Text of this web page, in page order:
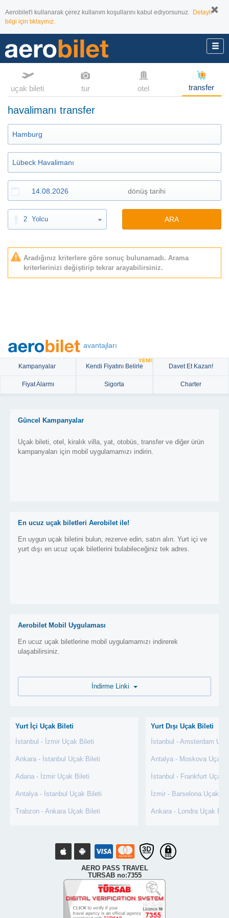
Aerobilet'i kullanarak çerez kullanım koşullarını kabul ediyorsunuz. Detaylı
bilgi için tıklayınız.
uçak bileti tur otel transfer
havalimanı transfer
2 Yolcu ARA
Aradığınız kriterlere göre sonuç bulunamadı. Arama
kriterlerinizi değiştirip tekrar arayabilirsiniz.
avantajları
Kampanyalar Kendi Fiyatını Belirle
YENİ!
Davet Et Kazan!
Fiyat Alarmı Sigorta Charter
Güncel Kampanyalar
Uçak bileti, otel, kiralık villa, yat, otobüs, transfer ve diğer ürün
kampanyaları için mobil uygulamamızı indirin.
En ucuz uçak biletleri Aerobilet ile!
En uygun uçak biletini bulun, rezerve edin, satın alın. Yurt içi ve
yurt dışı en ucuz uçak biletlerini bulabileceğiniz tek adres.
Aerobilet Mobil Uygulaması
En ucuz uçak biletlerine mobil uygulamamızı indirerek
ulaşabilirsiniz.
Yurt İçi Uçak Bileti
İstanbul - İzmir Uçak Bileti
Ankara - İstanbul Uçak Bileti
Adana - İzmir Uçak Bileti
Antalya - İstanbul Uçak Bileti
Trabzon - Ankara Uçak Bileti
Yurt Dışı Uçak Bileti
İstanbul - Amsterdam
Antalya - Moskova Uçak
İstanbul - Frankfurt Uçak
İzmir - Barselona Uçak
Ankara - Londra Uçak
AERO PASS TRAVEL
TURSAB no:7355